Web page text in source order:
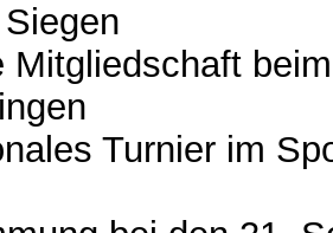
Mitgliedschaft
Turnier im